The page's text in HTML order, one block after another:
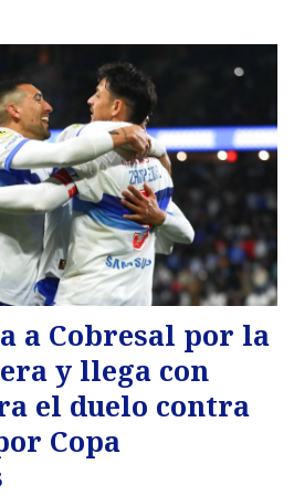
a Cobresal por la
y llega con
el duelo contra
Copa